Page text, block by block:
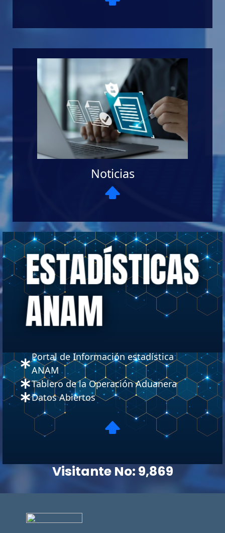
Noticias
ESTADÍSTICAS
ANAM
Portal de Información estadística
ANAM
Tablero de la Operación Aduanera
Datos Abiertos
Visitante No: 9,869